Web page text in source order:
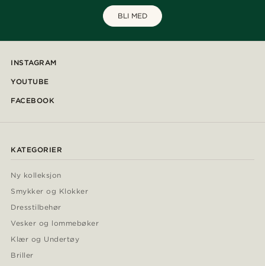
BLI MED
INSTAGRAM
YOUTUBE
FACEBOOK
KATEGORIER
Ny kolleksjon
Smykker og Klokker
Dresstilbehør
Vesker og lommebøker
Klær og Undertøy
Briller